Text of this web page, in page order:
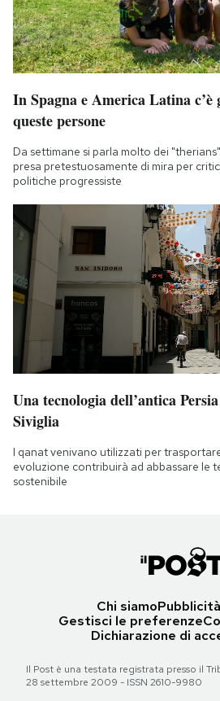
In Spagna e America Latina c’è
queste persone
Da settimane si parla molto dei
presa pretestuosamente di mira per
politiche progressiste
Una tecnologia dell’antica
Siviglia
I qanat venivano utilizzati per
evoluzione contribuirà ad abbassare le
sostenibile
Chi siamoPubblicità
Gestisci le preferenze
Dichiarazione di
Il Post è una testata registrata presso il
28 settembre 2009 - ISSN 2610-9980